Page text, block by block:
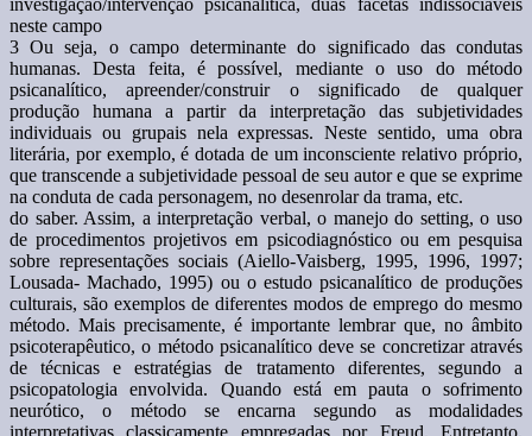
neste campo
3 Ou seja, o campo determinante do significado das condutas
humanas. Desta feita, é possível, mediante o uso do método
psicanalítico, apreender/construir o significado de qualquer
produção humana a partir da interpretação das subjetividades
individuais ou grupais nela expressas. Neste sentido, uma obra
literária, por exemplo, é dotada de um inconsciente relativo próprio,
que transcende a subjetividade pessoal de seu autor e que se exprime
na conduta de cada personagem, no desenrolar da trama, etc.
do saber. Assim, a interpretação verbal, o manejo do setting, o uso
de procedimentos projetivos em psicodiagnóstico ou em pesquisa
sobre representações sociais (Aiello-Vaisberg, 1995, 1996, 1997;
Lousada- Machado, 1995) ou o estudo psicanalítico de produções
culturais, são exemplos de diferentes modos de emprego do mesmo
método. Mais precisamente, é importante lembrar que, no âmbito
psicoterapêutico, o método psicanalítico deve se concretizar através
de técnicas e estratégias de tratamento diferentes, segundo a
psicopatologia envolvida. Quando está em pauta o sofrimento
neurótico, o método se encarna segundo as modalidades
interpretativas classicamente empregadas por Freud. Entretanto,